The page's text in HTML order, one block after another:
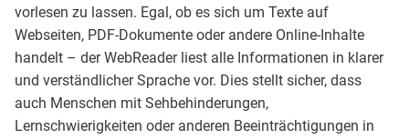
vorlesen zu lassen. Egal, ob es sich um Texte auf
Webseiten, PDF-Dokumente oder andere Online-Inhalte
handelt – der WebReader liest alle Informationen in klarer
und verständlicher Sprache vor. Dies stellt sicher, dass
auch Menschen mit Sehbehinderungen,
Lernschwierigkeiten oder anderen Beeinträchtigungen in